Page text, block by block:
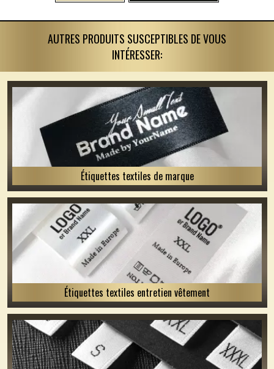
AUTRES PRODUITS SUSCEPTIBLES DE VOUS
INTÉRESSER:
Étiquettes textiles de marque
Étiquettes textiles entretien vêtement